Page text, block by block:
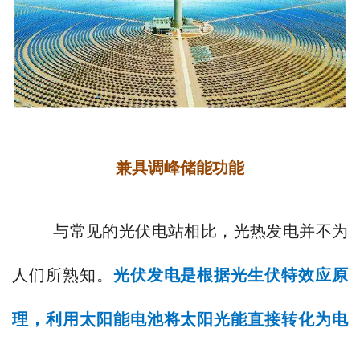
兼具调峰储能功能
与常见的光伏电站相比，光热发电并不为
人们所熟知。 光伏发电是根据光生伏特效应原
理，利用太阳能电池将太阳光能直接转化为电